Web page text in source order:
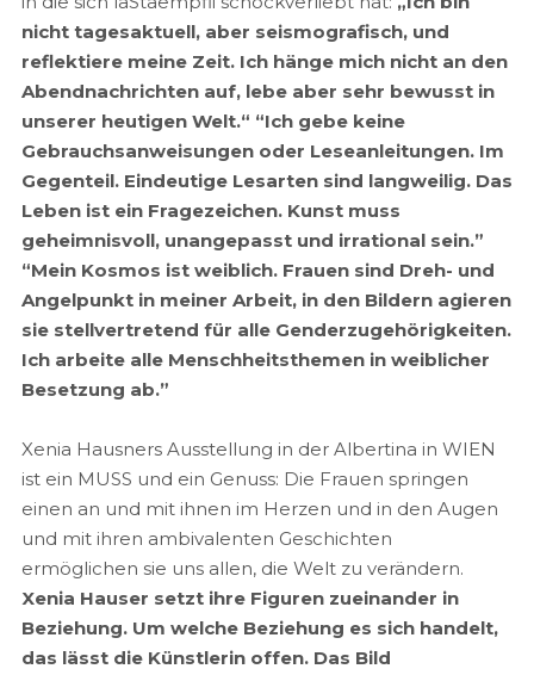
nicht tagesaktuell, aber seismografisch, und
reflektiere meine Zeit. Ich hänge mich nicht an den
Abendnachrichten auf, lebe aber sehr bewusst in
unserer heutigen Welt.“ “Ich gebe keine
Gebrauchsanweisungen oder Leseanleitungen. Im
Gegenteil. Eindeutige Lesarten sind langweilig. Das
Leben ist ein Fragezeichen. Kunst muss
geheimnisvoll, unangepasst und irrational sein.”
“Mein Kosmos ist weiblich. Frauen sind Dreh- und
Angelpunkt in meiner Arbeit, in den Bildern agieren
sie stellvertretend für alle Genderzugehörigkeiten.
Ich arbeite alle Menschheitsthemen in weiblicher
Besetzung ab.”
Xenia Hausners Ausstellung in der Albertina in WIEN
ist ein MUSS und ein Genuss: Die Frauen springen
einen an und mit ihnen im Herzen und in den Augen
und mit ihren ambivalenten Geschichten
ermöglichen sie uns allen, die Welt zu verändern.
Xenia Hauser setzt ihre Figuren zueinander in
Beziehung. Um welche Beziehung es sich handelt,
das lässt die Künstlerin offen. Das Bild